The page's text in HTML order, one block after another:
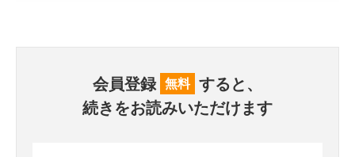
会員登録 無料 すると、
続きをお読みいただけます